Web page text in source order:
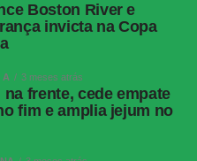
Nacional
(Apertura – Jogo
(terça-feira), às 21h30
Meléndez, em
Boston River e
invicta na Copa
A 3 meses atrás
na frente, cede empate
fim e amplia jejum no